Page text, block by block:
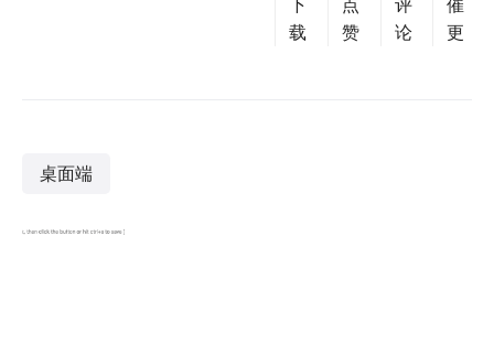
下
载
点
赞
评
论
催
更
桌面端